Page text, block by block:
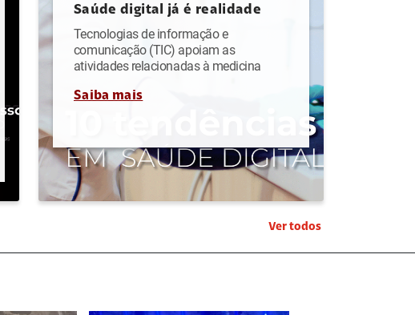
Saúde digital já é realidade
Tecnologias de informação e
comunicação (TIC) apoiam as
atividades relacionadas à medicina
Saiba mais
Ver todos